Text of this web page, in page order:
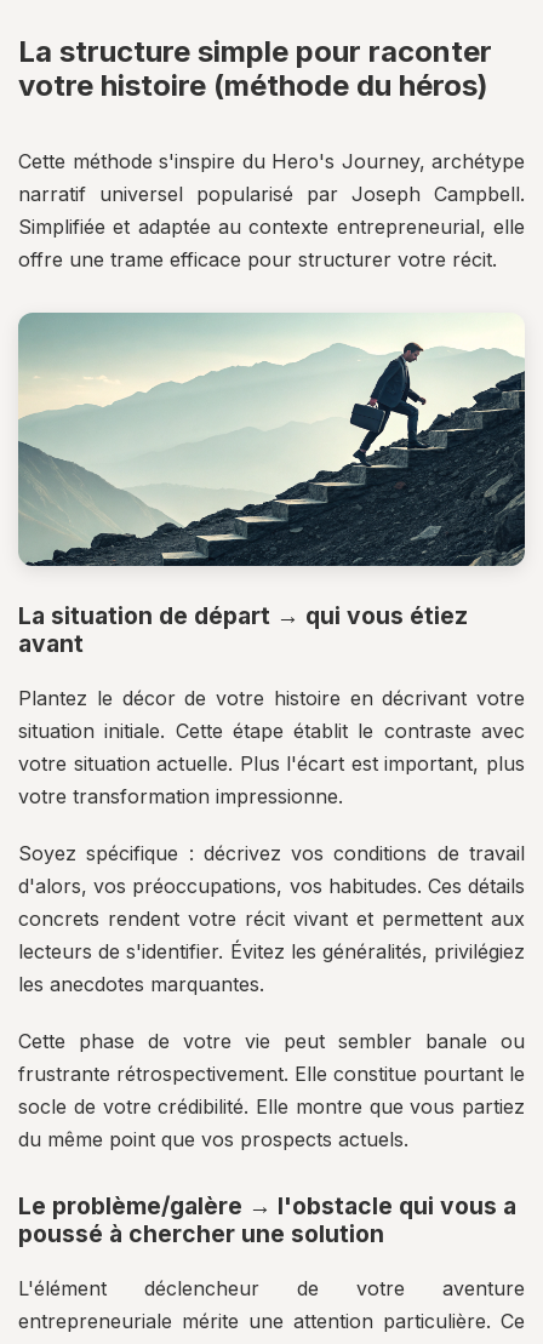
La structure simple pour raconter
votre histoire (méthode du héros)
Cette méthode s'inspire du Hero's Journey, archétype
narratif universel popularisé par Joseph Campbell.
Simplifiée et adaptée au contexte entrepreneurial, elle
offre une trame efficace pour structurer votre récit.
La situation de départ → qui vous étiez
avant
Plantez le décor de votre histoire en décrivant votre
situation initiale. Cette étape établit le contraste avec
votre situation actuelle. Plus l'écart est important, plus
votre transformation impressionne.
Soyez spécifique : décrivez vos conditions de travail
d'alors, vos préoccupations, vos habitudes. Ces détails
concrets rendent votre récit vivant et permettent aux
lecteurs de s'identifier. Évitez les généralités, privilégiez
les anecdotes marquantes.
Cette phase de votre vie peut sembler banale ou
frustrante rétrospectivement. Elle constitue pourtant le
socle de votre crédibilité. Elle montre que vous partiez
du même point que vos prospects actuels.
Le problème/galère → l'obstacle qui vous a
poussé à chercher une solution
L'élément déclencheur de votre aventure
entrepreneuriale mérite une attention particulière. Ce